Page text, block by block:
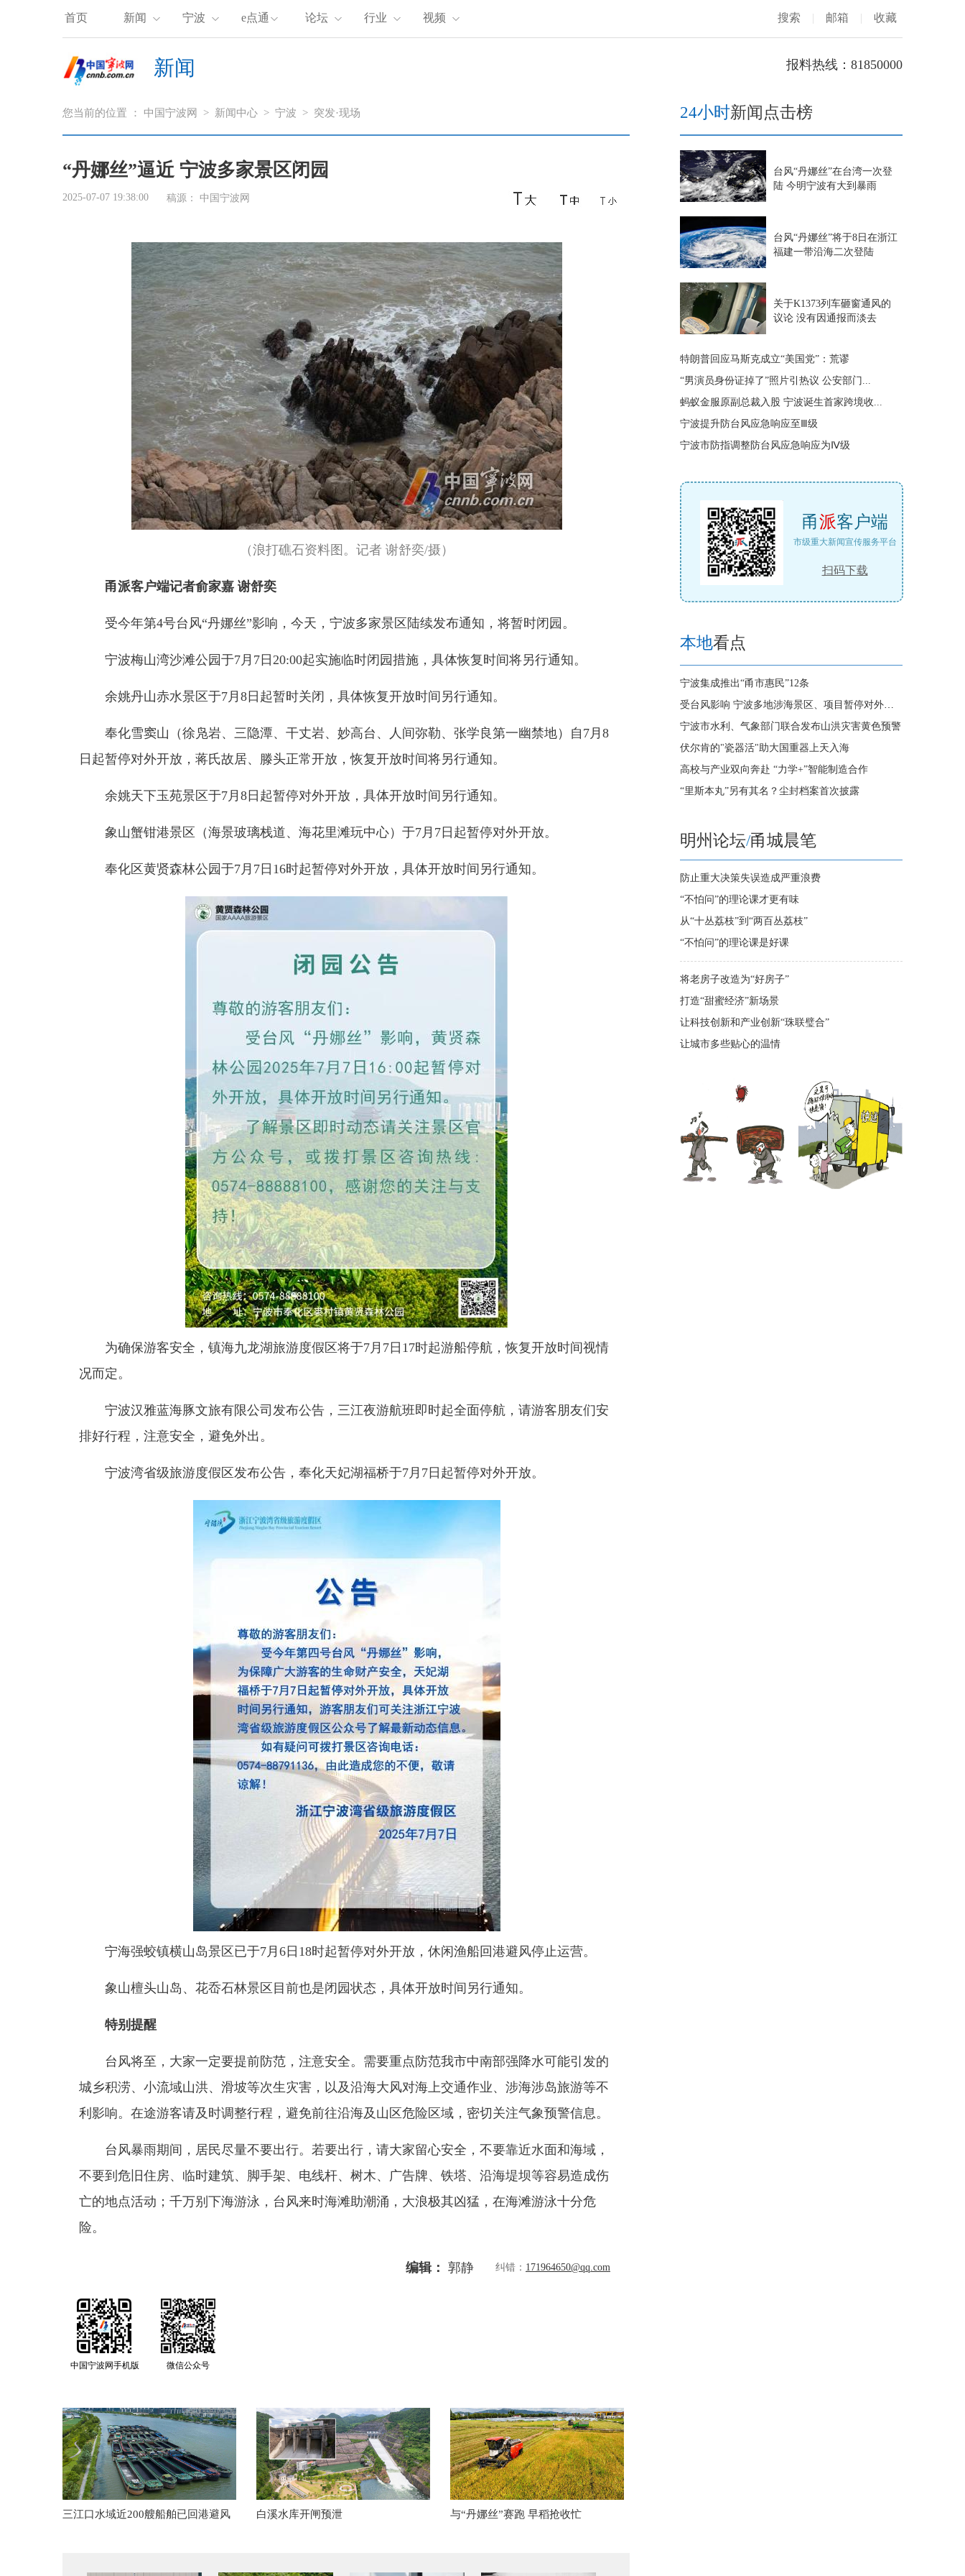
首页 新闻 宁波 e点通 论坛 行业 视频 搜索 | 邮箱 | 收藏
新闻 报料热线：81850000
您当前的位置 ： 中国宁波网 > 新闻中心 > 宁波 > 突发·现场
“丹娜丝”逼近 宁波多家景区闭园
2025-07-07 19:38:00 稿源： 中国宁波网
（浪打礁石资料图。记者 谢舒奕/摄）
甬派客户端记者俞家嘉 谢舒奕
受今年第4号台风“丹娜丝”影响，今天，宁波多家景区陆续发布通知，将暂时闭园。
宁波梅山湾沙滩公园 于7月7日20:00起实施临时闭园措施，具体恢复时间将另行通知。
余姚丹山赤水景区于7月8日起暂时关闭，具体恢复开放时间另行通知。
奉化雪窦山（徐凫岩、三隐潭、干丈岩、妙高台、人间弥勒、张学良第一幽禁地） 自7月8
日起暂停对外开放， 蒋氏故居、滕头正常开放 ，恢复开放时间将另行通知。
余姚天下玉苑景区于7月8日起暂停对外开放，具体开放时间另行通知。
象山蟹钳港景区 （海景玻璃栈道、海花里滩玩中心）于7月7日起暂停对外开放。
奉化区黄贤森林公园 于7月7日16时起暂停对外开放，具体开放时间另行通知。
为确保游客安全，镇海九龙湖旅游度假区将于7月7日17时起游船停航，恢复开放时间视情
况而定。
宁波汉雅蓝海豚文旅有限公司发布公告， 三江夜游航班即时起全面停航，请游客朋友们安
排好行程，注意安全，避免外出。
宁波湾省级旅游度假区发布公告， 奉化天妃湖福桥于7月7日起暂停对外开放。
宁海强蛟镇横山岛景区 已于7月6日18时起暂停对外开放，休闲渔船回港避风停止运营。
象山檀头山岛 、 花岙石林景区 目前也是闭园状态，具体开放时间另行通知。
特别提醒
台风将至，大家一定要提前防范，注意安全。需要重点防范我市中南部强降水可能引发的
城乡积涝、小流域山洪、滑坡等次生灾害，以及沿海大风对海上交通作业、涉海涉岛旅游等不
利影响。在途游客请及时调整行程，避免前往沿海及山区危险区域，密切关注气象预警信息。
台风暴雨期间，居民尽量不要出行。若要出行，请大家留心安全，不要靠近水面和海域，
不要到危旧住房、临时建筑、脚手架、电线杆、树木、广告牌、铁塔、沿海堤坝等容易造成伤
亡的地点活动；千万别下海游泳，台风来时海滩助潮涌，大浪极其凶猛，在海滩游泳十分危
险。
编辑： 郭静 纠错： 171964650@qq.com
中国宁波网手机版 微信公众号
三江口水域近200艘船舶已回港避风 白溪水库开闸预泄 与“丹娜丝”赛跑 早稻抢收忙
24小时新闻点击榜
台风“丹娜丝”在台湾一次登
陆 今明宁波有大到暴雨
台风“丹娜丝”将于8日在浙江
福建一带沿海二次登陆
关于K1373列车砸窗通风的
议论 没有因通报而淡去
特朗普回应马斯克成立“美国党”：荒谬
“男演员身份证掉了”照片引热议 公安部门...
蚂蚁金服原副总裁入股 宁波诞生首家跨境收...
宁波提升防台风应急响应至Ⅲ级
宁波市防指调整防台风应急响应为Ⅳ级
甬派客户端
市级重大新闻宣传服务平台
扫码下载
本地看点
宁波集成推出“甬市惠民”12条
受台风影响 宁波多地涉海景区、项目暂停对外开放
宁波市水利、气象部门联合发布山洪灾害黄色预警
伏尔肯的"瓷器活"助大国重器上天入海
高校与产业双向奔赴 “力学+”智能制造合作
“里斯本丸”另有其名？尘封档案首次披露
明州论坛/甬城晨笔
防止重大决策失误造成严重浪费
“不怕问”的理论课才更有味
从“十丛荔枝”到“两百丛荔枝”
“不怕问”的理论课是好课
将老房子改造为“好房子”
打造“甜蜜经济”新场景
让科技创新和产业创新“珠联璧合”
让城市多些贴心的温情